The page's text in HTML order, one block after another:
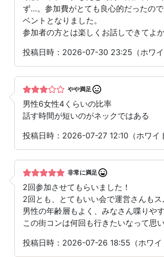
ず…。参加費がとても良心的だったの
ベントとなりました。
参加者の方とは楽しくお話しできてよか
投稿日時：2026-07-30 23:25（ホワイ
やや満足
男性6女性4くらいの比率
話す時間が短いのがネックではある
投稿日時：2026-07-27 12:10（ホワイ
非常に満足
2回参加させてもらいました！
2回とも、とてもいい会で運営さんも
男性の年齢層もよく、みなさん喋りや
この街コンは何回も行きたいなって思
投稿日時：2026-07-26 18:55（ホワイ